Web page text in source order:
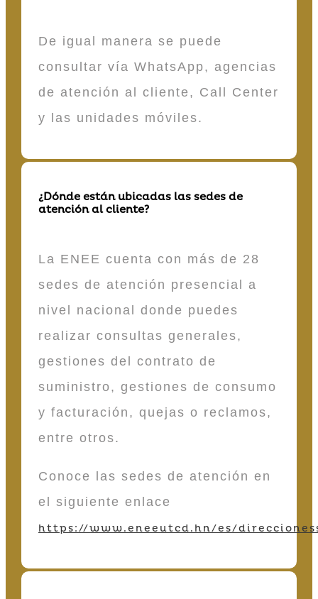
De igual manera se puede
consultar vía WhatsApp, agencias
de atención al cliente, Call Center
y las unidades móviles.
¿Dónde están ubicadas las sedes de
atención al cliente?
La ENEE cuenta con más de 28
sedes de atención presencial a
nivel nacional donde puedes
realizar consultas generales,
gestiones del contrato de
suministro, gestiones de consumo
y facturación, quejas o reclamos,
entre otros.
Conoce las sedes de atención en
el siguiente enlace
https://www.eneeutcd.hn/es/